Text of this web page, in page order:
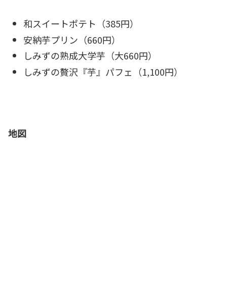
和スイートポテト（385円）
安納芋プリン（660円）
しみずの熟成大学芋（大660円）
しみずの贅沢『芋』パフェ（1,100円）
地図